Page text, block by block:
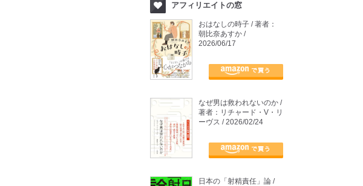
アフィリエイトの窓
おはなしの時子 / 著者：
朝比奈あすか /
2026/06/17
なぜ男は救われないのか /
著者：リチャード・V・リ
ーヴス / 2026/02/24
日本の「射精責任」論 /